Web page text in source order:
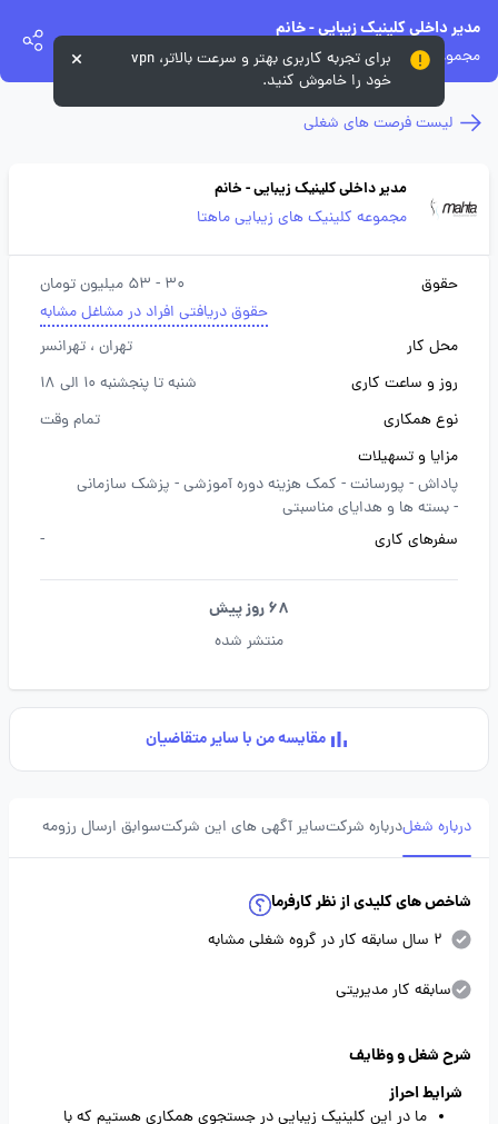
مدیر داخلی کلینیک زیبایی - خانم
مجموعه کلینیک های زیبایی ماهتا
لیست فرصت های شغلی
مدیر داخلی کلینیک زیبایی - خانم
مجموعه کلینیک های زیبایی ماهتا
حقوق
30 - 53 میلیون تومان
حقوق دریافتی افراد در مشاغل مشابه
محل کار
تهران ، تهرانسر
روز و ساعت کاری
شنبه تا پنجشنبه 10 الی 18
نوع همکاری
تمام وقت
مزایا و تسهیلات
پاداش - پورسانت - کمک هزینه دوره آموزشی - پزشک سازمانی
-بسته ها و هدایای مناسبتی
سفرهای کاری
-
68 روز پیش
منتشر شده
مقایسه من با سایر متقاضیان
درباره شغلدرباره شرکتسایر آگهی های این شرکتسوابق ارسال رزومه
شاخص های کلیدی از نظر کارفرما
2 سال سابقه کار در گروه شغلی مشابه
سابقه کار مدیریتی
شرح شغل و وظایف
شرایط احراز
ما در این کلینیک زیبایی در جستجوی همکاری هستیم که با
برای تجربه کاربری بهتر و سرعت بالاتر، vpn
خود را خاموش کنید.